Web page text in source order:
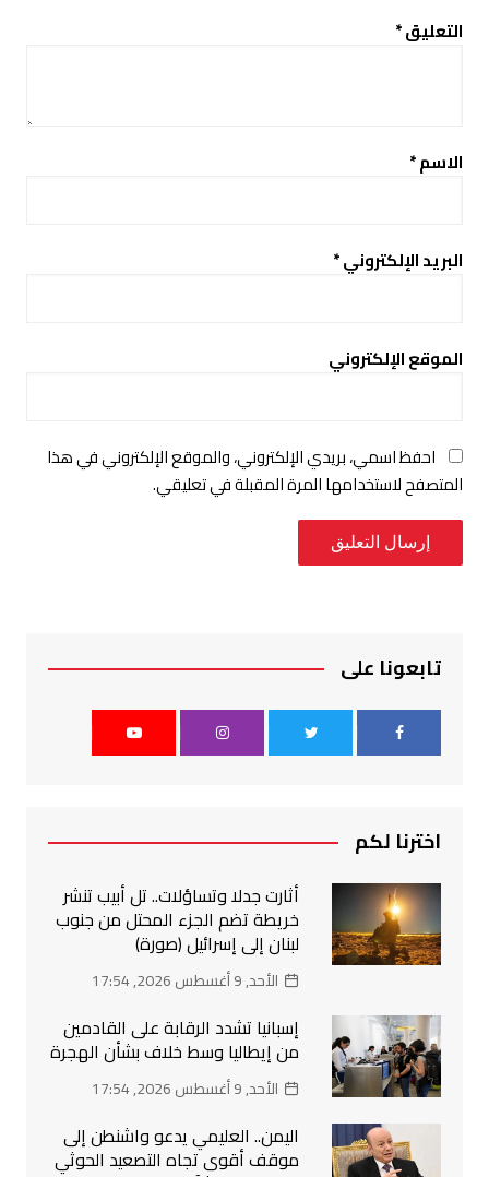
التعليق*
الاسم*
البريد الإلكتروني*
الموقع الإلكتروني
احفظ اسمي، بريدي الإلكتروني، والموقع الإلكتروني في هذا
المتصفح لاستخدامها المرة المقبلة في تعليقي.
تابعونا على
اخترنا لكم
أثارت جدلا وتساؤلات.. تل أبيب تنشر
خريطة تضم الجزء المحتل من جنوب
لبنان إلى إسرائيل (صورة)
الأحد, 9 أغسطس 2026, 17:54
إسبانيا تشدد الرقابة على القادمين
من إيطاليا وسط خلاف بشأن الهجرة
الأحد, 9 أغسطس 2026, 17:54
اليمن.. العليمي يدعو واشنطن إلى
موقف أقوى تجاه التصعيد الحوثي